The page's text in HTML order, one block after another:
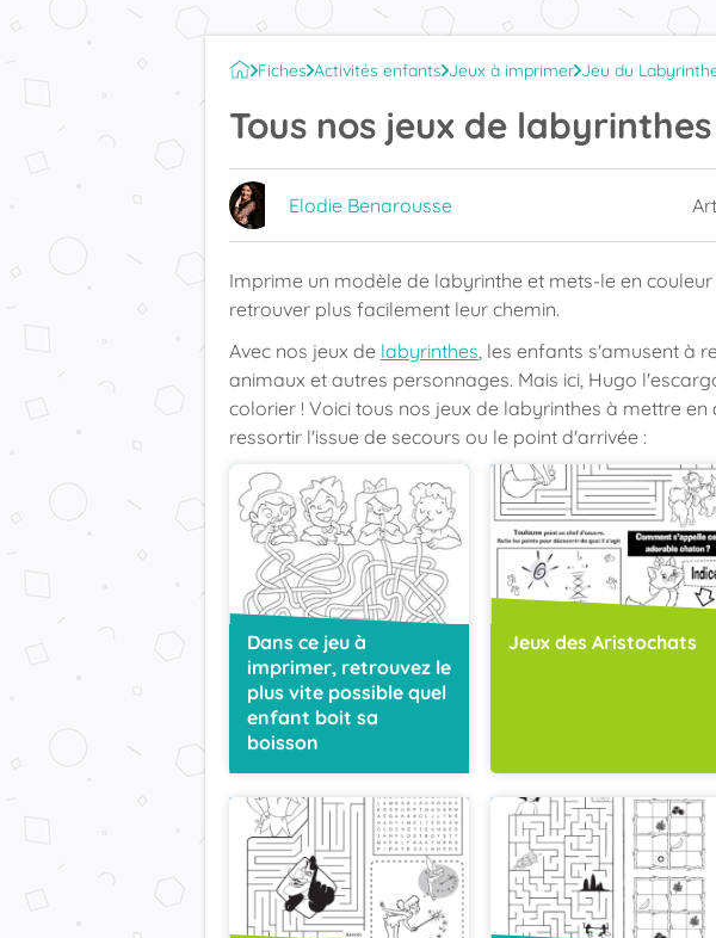
Fiches Activités enfants Jeux à imprimer Jeu du
Tous nos jeux de
Elodie Benarousse
Imprime un modèle de labyrinthe et mets-le en
retrouver plus facilement leur chemin.
Avec nos jeux de labyrinthes , les enfants s'amusent à
animaux et autres personnages. Mais ici, Hugo
colorier ! Voici tous nos jeux de labyrinthes à mettre
ressortir l'issue de secours ou le point d'arrivée :
Dans ce jeu à
imprimer, retrouvez le
plus vite possible quel
enfant boit sa
boisson
Jeux des Aristochats